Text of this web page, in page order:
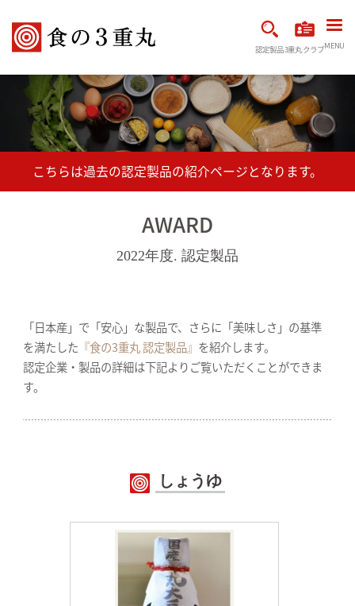
認定製品3重丸クラブMENU
AWARD
2022年度. 認定製品
「日本産」で「安心」な製品で、さらに「美味しさ」の基準
を満たした 『食の3重丸 認定製品』 を紹介します。
認定企業・製品の詳細は下記よりご覧いただくことができま
す。
しょうゆ